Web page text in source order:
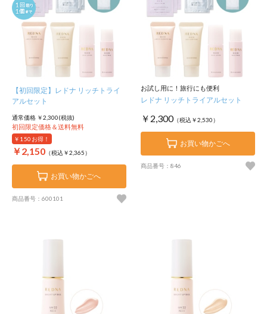
【初回限定】レドナ リッチトライ
アルセット
通常価格 ￥2,300(税抜)
初回限定価格＆送料無料
￥150 お得！
￥2,150 （税込￥2,365）
お買い物かごへ
商品番号：600101
お試し用に！旅行にも便利
レドナ リッチトライアルセット
￥2,300（税込￥2,530）
お買い物かごへ
商品番号：846